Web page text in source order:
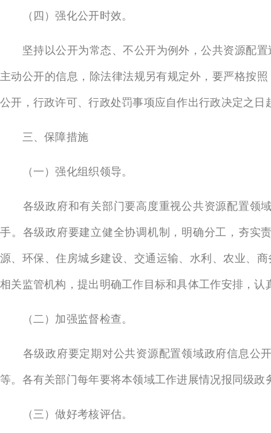
（四）强化公开时效。
坚持以公开为常态、不公开为例外，公共资源配置
主动公开的信息，除法律法规另有规定外，要严格按
公开，行政许可、行政处罚事项应自作出行政决定之
三、保障措施
（一）强化组织领导。
各级政府和有关部门要高度重视公共资源配置领域
手。各级政府要建立健全协调机制，明确分工，夯实
源、环保、住房城乡建设、交通运输、水利、农业、
相关监管机构，提出明确工作目标和具体工作安排，
（二）加强监督检查。
各级政府要定期对公共资源配置领域政府信息公开
等。各有关部门每年要将本领域工作进展情况报同级
（三）做好考核评估。